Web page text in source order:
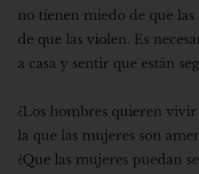
no tienen miedo de que
de que las violen. Es
a casa y sentir que están
¿Los hombres quieren
la que las mujeres son
¿Que las mujeres puedan